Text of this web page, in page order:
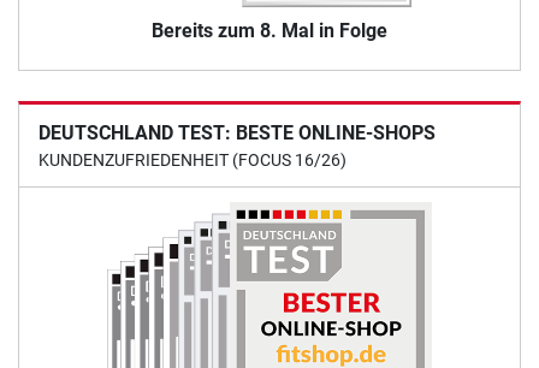
Bereits zum 8. Mal in Folge
DEUTSCHLAND TEST: BESTE ONLINE-SHOPS
KUNDENZUFRIEDENHEIT (FOCUS 16/26)